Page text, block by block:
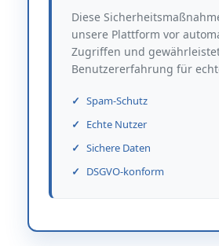
Diese
unsere Plattform vor
Zugriffen und
Benutzererfahrung für
Spam-Schutz
Echte Nutzer
Sichere Daten
DSGVO-konform